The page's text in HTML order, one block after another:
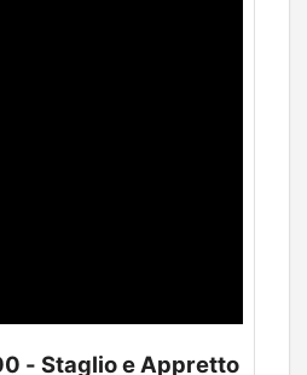
- Staglio e Appretto